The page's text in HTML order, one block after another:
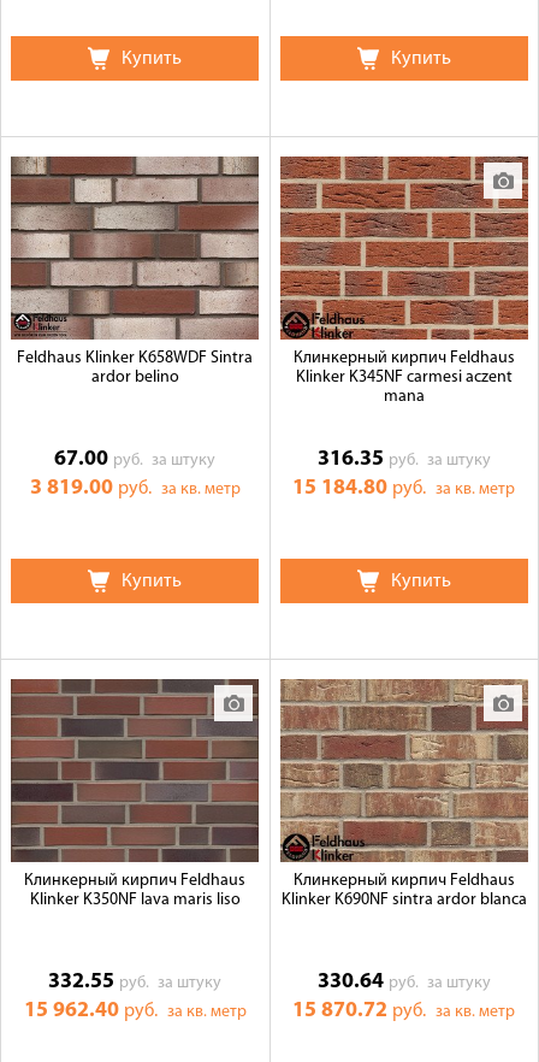
Купить Купить
Feldhaus Klinker K658WDF Sintra
ardor belino
67.00 руб.за штуку
3 819.00 руб. за кв. метр
Купить
Клинкерный кирпич Feldhaus
Klinker K345NF carmesi aczent
mana
316.35 руб. за штуку
15 184.80 руб.за кв. метр
Купить
Клинкерный кирпич Feldhaus
Klinker K350NF lava maris liso
332.55 руб.за штуку
15 962.40 руб. за кв. метр
Клинкерный кирпич Feldhaus
Klinker K690NF sintra ardor blanca
330.64 руб. за штуку
15 870.72 руб.за кв. метр